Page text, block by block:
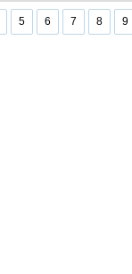
5 6 7 8 9